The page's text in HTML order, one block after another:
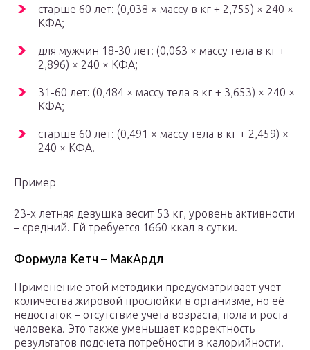
старше 60 лет: (0,038 × массу в кг + 2,755) × 240 ×
КФА;
для мужчин 18-30 лет: (0,063 × массу тела в кг +
2,896) × 240 × КФА;
31-60 лет: (0,484 × массу тела в кг + 3,653) × 240 ×
КФА;
старше 60 лет: (0,491 × массу тела в кг + 2,459) ×
240 × КФА.
Пример
23-х летняя девушка весит 53 кг, уровень активности
– средний. Ей требуется 1660 ккал в сутки.
Формула Кетч – МакАрдл
Применение этой методики предусматривает учет
количества жировой прослойки в организме, но её
недостаток – отсутствие учета возраста, пола и роста
человека. Это также уменьшает корректность
результатов подсчета потребности в калорийности.